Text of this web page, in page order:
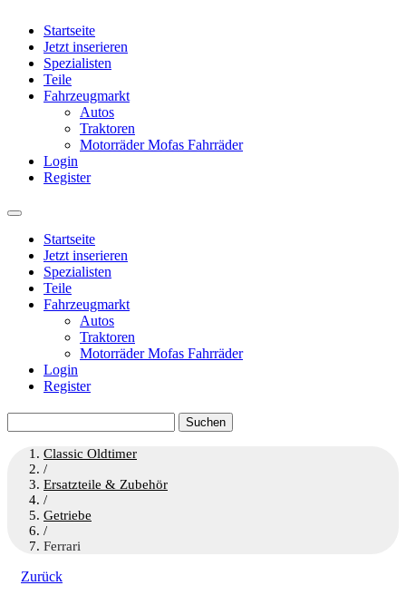
Startseite
Jetzt inserieren
Spezialisten
Teile
Fahrzeugmarkt
Autos
Traktoren
Motorräder Mofas Fahrräder
Login
Register
Startseite
Jetzt inserieren
Spezialisten
Teile
Fahrzeugmarkt
Autos
Traktoren
Motorräder Mofas Fahrräder
Login
Register
nach:
Classic Oldtimer
/
Ersatzteile & Zubehör
/
Getriebe
/
Ferrari
Zurück